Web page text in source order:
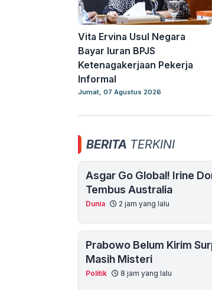
Vita Ervina Usul Negara
Bayar Iuran BPJS
Ketenagakerjaan Pekerja
Informal
Jumat, 07 Agustus 2026
BERITA TERKINI
Asgar Go Global! Irine
Tembus Australia
Dunia 2 jam yang lalu
Prabowo Belum Kirim
Masih Misteri
Politik 8 jam yang lalu